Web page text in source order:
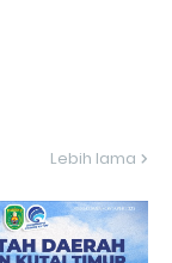
Lebih lama